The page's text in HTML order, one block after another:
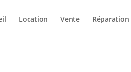
Location Vente Réparation